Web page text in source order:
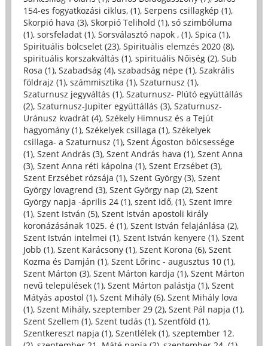
154-es fogyatkozási ciklus, (1), Serpens csillagkép (1),
Skorpió hava (3), Skorpió Telihold (1), só szimbóluma
(1), sorsfeladat (1), Sorsválasztó napok , (1), Spica (1),
Spirituális bölcselet (23), Spirituális elemzés 2020 (8),
spirituális korszakváltás (1), spirituális Nőiség (2), Sub
Rosa (1), Szabadság (4), szabadság népe (1), Szakrális
földrajz (1), számmisztika (1), Szaturnusz (1),
Szaturnusz jegyváltás (1), Szaturnusz- Plútó együttállás
(2), Szaturnusz-Jupiter együttállás (3), Szaturnusz-
Uránusz kvadrát (4), Székely Himnusz és a Tejút
hagyomány (1), Székelyek csillaga (1), Székelyek
csillaga- a Szaturnusz (1), Szent Ágoston bölcsessége
(1), Szent András (3), Szent András hava (1), Szent Anna
(3), Szent Anna réti kápolna (1), Szent Erzsébet (3),
Szent Erzsébet rózsája (1), Szent György (3), Szent
György lovagrend (3), Szent György nap (2), Szent
György napja -április 24 (1), szent idő, (1), Szent Imre
(1), Szent István (5), Szent István apostoli király
koronázásának 1025. é (1), Szent István felajánlása (2),
Szent István intelmei (1), Szent István kenyere (1), Szent
Jobb (1), Szent Karácsony (1), Szent Korona (6), Szent
Kozma és Damján (1), Szent Lőrinc - augusztus 10 (1),
Szent Márton (3), Szent Márton kardja (1), Szent Márton
nevű települések (1), Szent Márton palástja (1), Szent
Mátyás apostol (1), Szent Mihály (6), Szent Mihály lova
(1), Szent Mihály, szeptember 29 (2), Szent Pál napja (1),
Szent Szellem (1), Szent tudás (1), Szentföld (1),
Szentkereszt napja (1), Szentlélek (1), szeptember 12.